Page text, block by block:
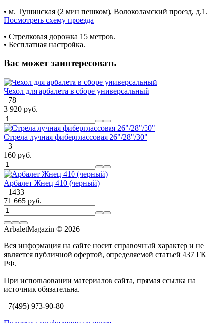
• м. Тушинская (2 мин пешком), Волоколамский проезд, д.1.
Посмотреть схему проезда
• Cтрелковая дорожка 15 метров.
• Бесплатная настройка.
Вас может заинтересовать
Чехол для арбалета в сборе универсальный
+78
3 920 руб.
Cтрела лучная фиберглассовая 26"/28"/30"
+3
160 руб.
Арбалет Жнец 410 (черный)
+1433
71 665 руб.
ArbaletMagazin © 2026
Вся информация на сайте носит справочный характер и не
является публичной офертой, определяемой статьей 437 ГК
РФ.
При использовании материалов сайта, прямая ссылка на
источник обязательна.
+7(495) 973-90-80